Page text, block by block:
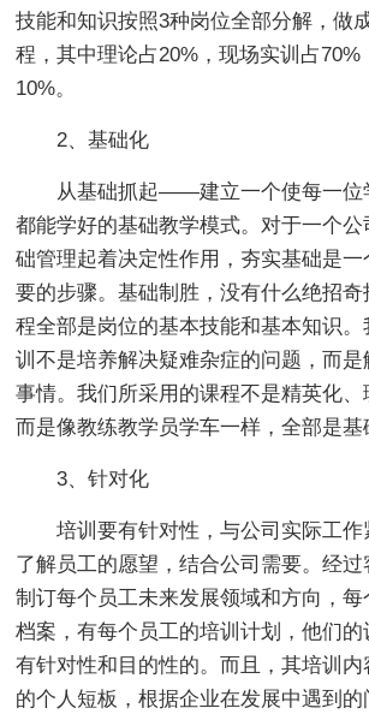
技能和知识按照3种岗位全部分解，做
程，其中理论占20%，现场实训占70%
10%。
2、基础化
从基础抓起――建立一个使每一位学
都能学好的基础教学模式。对于一个
础管理起着决定性作用，夯实基础是
要的步骤。基础制胜，没有什么绝招
程全部是岗位的基本技能和基本知识
训不是培养解决疑难杂症的问题，而
事情。我们所采用的课程不是精英化、
而是像教练教学员学车一样，全部是基
3、针对化
培训要有针对性，与公司实际工作
了解员工的愿望，结合公司需要。经
制订每个员工未来发展领域和方向，每
档案，有每个员工的培训计划，他们
有针对性和目的性的。而且，其培训
的个人短板，根据企业在发展中遇到的